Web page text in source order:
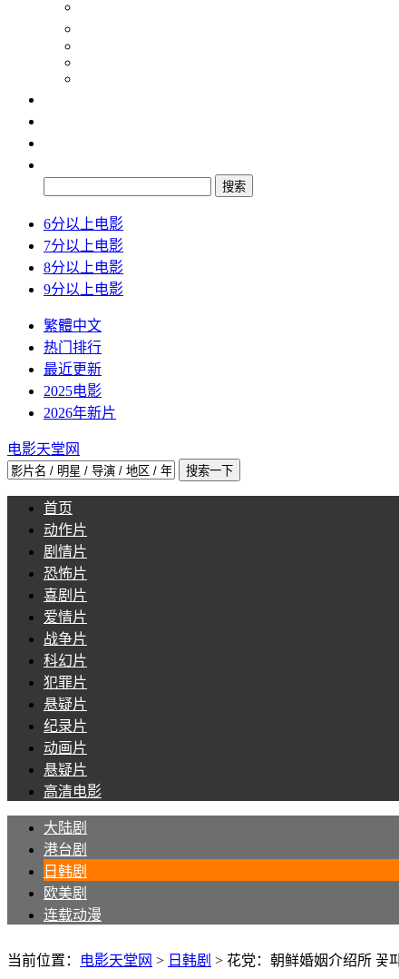
6分以上电影
7分以上电影
8分以上电影
9分以上电影
繁體中文
热门排行
最近更新
2025电影
2026年新片
电影天堂网
首页
动作片
剧情片
恐怖片
喜剧片
爱情片
战争片
科幻片
犯罪片
悬疑片
纪录片
动画片
悬疑片
高清电影
大陆剧
港台剧
日韩剧
欧美剧
连载动漫
当前位置： 电影天堂网 > 日韩剧 > 花党：朝鲜婚姻介绍所 꽃